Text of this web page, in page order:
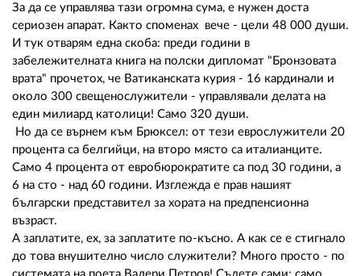
За да се управлява тази огромна сума, е нужен доста
сериозен апарат. Както споменах вече - цели 48 000 души.
И тук отварям една скоба: преди години в
забележителната книга на полски дипломат "Бронзовата
врата" прочетох, че Ватиканската курия - 16 кардинали и
около 300 свещенослужители - управлявали делата на
един милиард католици! Само 320 души.
Но да се върнем към Брюксел: от тези еврослужители 20
процента са белгийци, на второ място са италианците.
Само 4 процента от евробюрократите са под 30 години, а
6 на сто - над 60 години. Изглежда е прав нашият
български представител за хората на предпенсионна
възраст.
А заплатите, ех, за заплатите по-късно. А как се е стигнало
до това внушително число служители? Много просто - по